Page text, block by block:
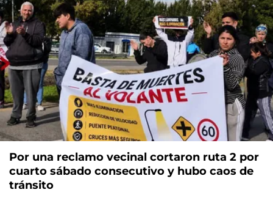
Por una reclamo vecinal cortaron ruta 2 por
cuarto sábado consecutivo y hubo caos de
tránsito